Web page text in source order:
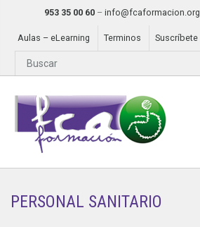
953 35 00 60 – info@fcaformacion.org
Aulas – eLearning Terminos Suscríbete
PERSONAL SANITARIO